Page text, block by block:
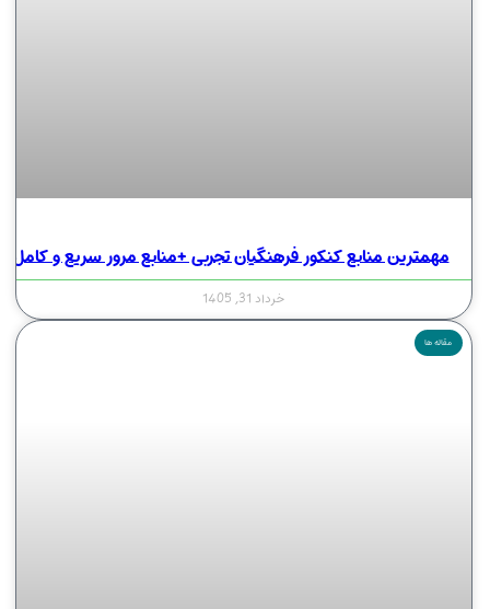
مهمترین منابع کنکور فرهنگیان تجربی +منابع مرور سریع و کامل
خرداد 31, 1405
مقاله ها